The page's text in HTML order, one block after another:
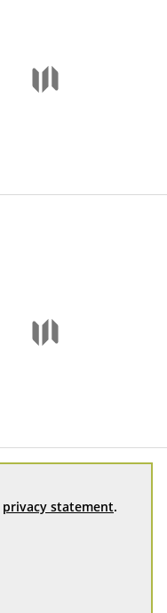
privacy statement.